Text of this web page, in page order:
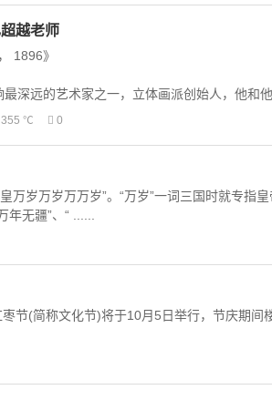
越老师
1896》
远的艺术家之一，立体画派创始人，他和
以画 ......
355 ℃ 0
岁万岁万万岁”。“万岁”一词三国时就专指皇
无疆”、“ ......
节(简称文化节)将于10月5日举行，节庆期间